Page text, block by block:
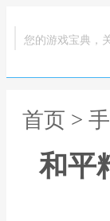
您的游戏宝典，
首页 >
和平